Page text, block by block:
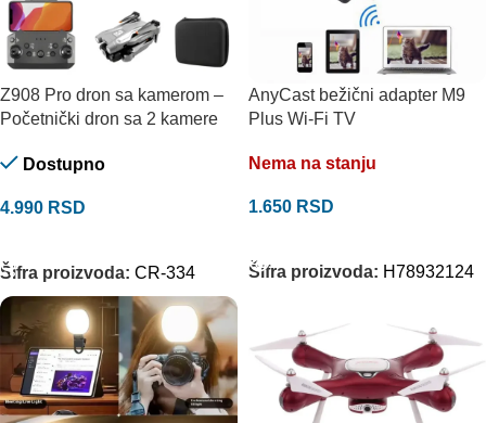
Z908 Pro dron sa kamerom –
Početnički dron sa 2 kamere
Dostupno
4.990 RSD
Šifra proizvoda: CR-334
AnyCast bežični adapter M9
Plus Wi-Fi TV
Nema na stanju
1.650 RSD
Šifra proizvoda: H78932124